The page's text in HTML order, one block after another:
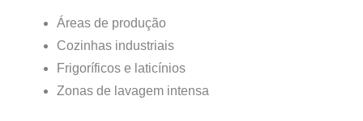
Áreas de produção
Cozinhas industriais
Frigoríficos e laticínios
Zonas de lavagem intensa